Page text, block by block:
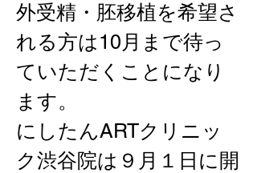
外受精・胚移植を希望さ
れる方は10月まで待っ
ていただくことになり
ます。
にしたんARTクリニッ
ク渋谷院は９月１日に開